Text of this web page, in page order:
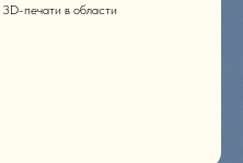
печати в области